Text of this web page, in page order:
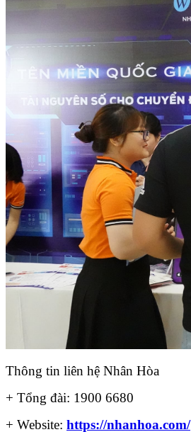
Thông tin liên hệ Nhân Hòa
+ Tổng đài: 1900 6680
+ Website: https://nhanhoa.com/